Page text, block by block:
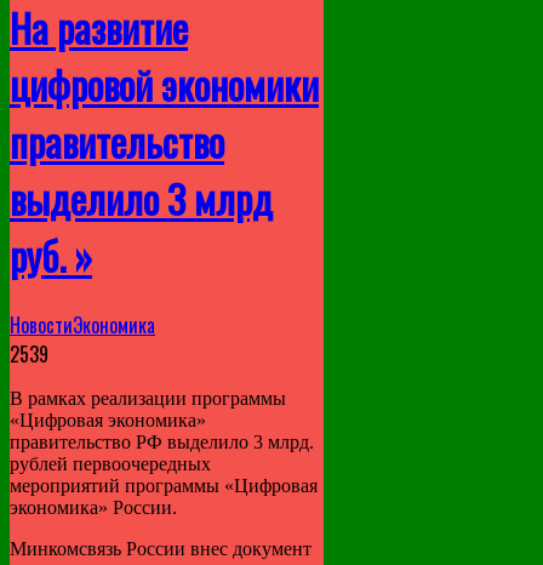
На развитие
цифровой экономики
правительство
выделило 3 млрд
руб. »
НовостиЭкономика
2539
В рамках реализации программы
«Цифровая экономика»
правительство РФ выделило 3 млрд.
рублей первоочередных
мероприятий программы «Цифровая
экономика» России.
Минкомсвязь России внес документ